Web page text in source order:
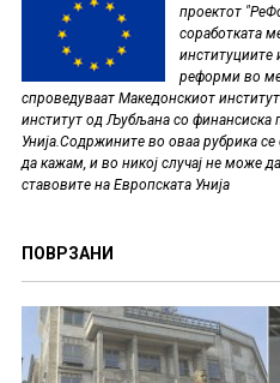
проектот
соработката
институциите
реформи во
спроведуваат Македонскиот
институт од Љубљана со финансиска
Унија.Содржините во оваа рубрика
да кажам, и во никој случај не може
ставовите на Европската Унија
ПОВРЗАНИ